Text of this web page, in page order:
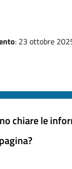
: 23 ottobre
chiare le